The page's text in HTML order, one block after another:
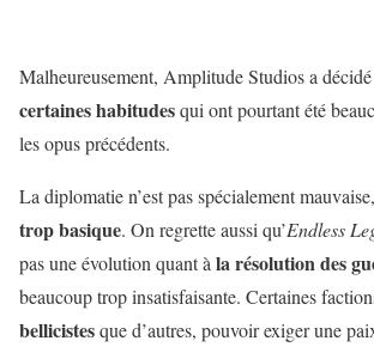
Malheureusement, Amplitude Studios a
certaines habitudesqui ont pourtant été
les opus précédents.
La diplomatie n’est pas spécialement
trop basique. On regrette aussi qu’Endless
pas une évolution quant à la résolution des
beaucoup trop insatisfaisante. Certaines
bellicistesque d’autres, pouvoir exiger une